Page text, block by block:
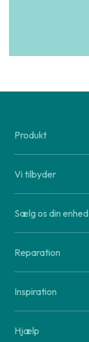
Produkt
Vi tilbyder
Sælg os din enhed
Reparation
Inspiration
Hjælp